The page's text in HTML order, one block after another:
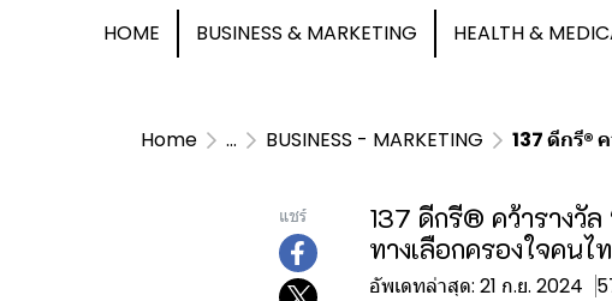
HOME BUSINESS & MARKETING HEALTH &
Home ... BUSINESS - MARKETING 137 ดีกรี®
แชร์
137 ดีกรี® คว้ารางวั
ทางเลือกครองใจคนไ
อัพเดทล่าสุด: 21 ก.ย. 2024